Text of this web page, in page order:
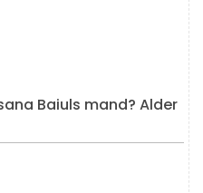
Baiuls mand? Alder